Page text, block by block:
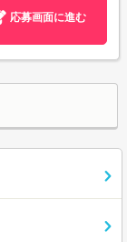
応募画面に進む